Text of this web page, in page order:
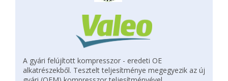
A gyári felújított kompresszor - eredeti OE
alkatrészekből. Tesztelt teljesítménye megegyezik az új